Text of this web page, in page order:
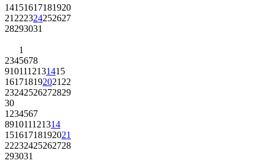
14151617181920
21 222324252627
28293031
1
2345678
9101112131415
161718192021 22
23242526272829
30
1 234567
891011121314
15161718192021
22232425262728
293031